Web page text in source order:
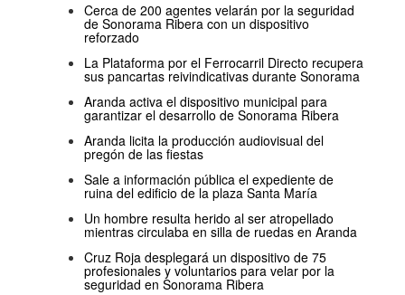
Cerca de 200 agentes velarán por la seguridad
de Sonorama Ribera con un dispositivo
reforzado
La Plataforma por el Ferrocarril Directo recupera
sus pancartas reivindicativas durante Sonorama
Aranda activa el dispositivo municipal para
garantizar el desarrollo de Sonorama Ribera
Aranda licita la producción audiovisual del
pregón de las fiestas
Sale a información pública el expediente de
ruina del edificio de la plaza Santa María
Un hombre resulta herido al ser atropellado
mientras circulaba en silla de ruedas en Aranda
Cruz Roja desplegará un dispositivo de 75
profesionales y voluntarios para velar por la
seguridad en Sonorama Ribera